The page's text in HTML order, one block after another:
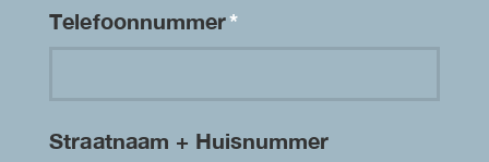
Telefoonnummer*
Straatnaam + Huisnummer